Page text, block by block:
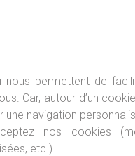
meublées. Si la
de 30 % à 50 %
il faut que votre
nous permettent de
Car, autour d’un
une navigation
nos cookies
etc.).